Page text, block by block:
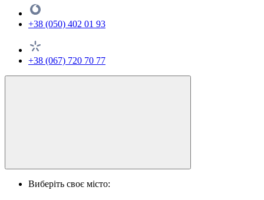
+38 (050) 402 01 93
+38 (067) 720 70 77
Виберіть своє місто: